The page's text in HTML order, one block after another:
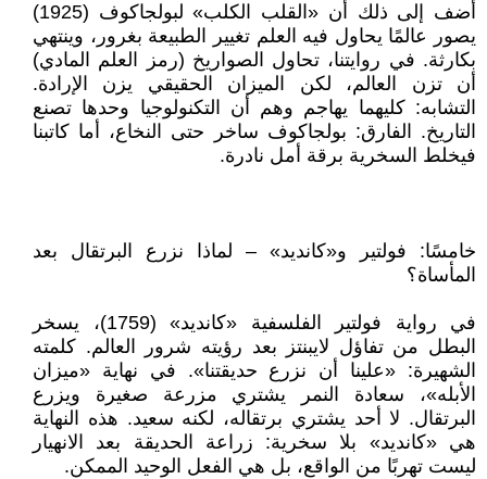
أضف إلى ذلك أن «القلب الكلب» لبولجاكوف (1925)
يصور عالمًا يحاول فيه العلم تغيير الطبيعة بغرور، وينتهي
بكارثة. في روايتنا، تحاول الصواريخ (رمز العلم المادي)
أن تزن العالم، لكن الميزان الحقيقي يزن الإرادة.
التشابه: كليهما يهاجم وهم أن التكنولوجيا وحدها تصنع
التاريخ. الفارق: بولجاكوف ساخر حتى النخاع، أما كاتبنا
فيخلط السخرية برقة أمل نادرة.
خامسًا: فولتير و«كانديد» – لماذا نزرع البرتقال بعد
المأساة؟
في رواية فولتير الفلسفية «كانديد» (1759)، يسخر
البطل من تفاؤل لايبنتز بعد رؤيته شرور العالم. كلمته
الشهيرة: «علينا أن نزرع حديقتنا». في نهاية «ميزان
الأبله»، سعادة النمر يشتري مزرعة صغيرة ويزرع
البرتقال. لا أحد يشتري برتقاله، لكنه سعيد. هذه النهاية
هي «كانديد» بلا سخرية: زراعة الحديقة بعد الانهيار
ليست تهربًا من الواقع، بل هي الفعل الوحيد الممكن.